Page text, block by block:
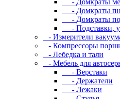
- Домкраты
- Домкраты
- Подставки,
- Измерители
- Компрессоры
- Лебедка и тали
- Мебель для
- Верстаки
- Держатели
- Лежаки